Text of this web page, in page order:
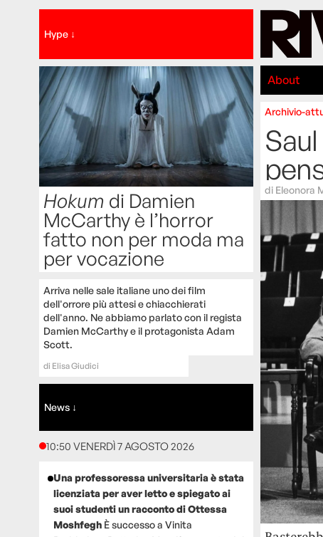
Hype ↓
Hokum di Damien
McCarthy è l’horror
fatto non per moda ma
per vocazione
Arriva nelle sale italiane uno dei film
dell'orrore più attesi e chiacchierati
dell'anno. Ne abbiamo parlato con il regista
Damien McCarthy e il protagonista Adam
Scott.
di Elisa Giudici
News ↓
10:50 VENERDÌ 7 AGOSTO 2026
Una professoressa universitaria è stata
licenziata per aver letto e spiegato ai
suoi studenti un racconto di Ottessa
Moshfegh È successo a Vinita
About
Archivio-
di Eleonora